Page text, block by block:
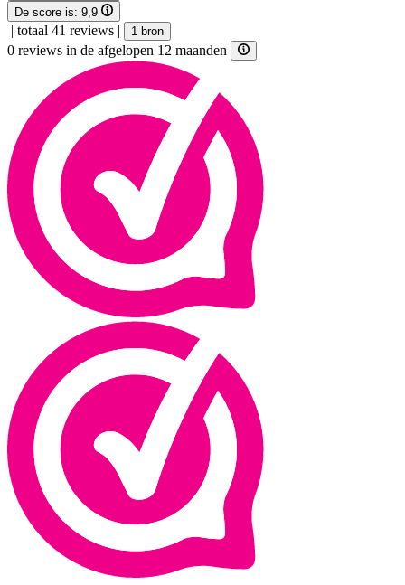
De score is: 9,9
| totaal 41 reviews | 1 bron
0 reviews in de afgelopen 12 maanden